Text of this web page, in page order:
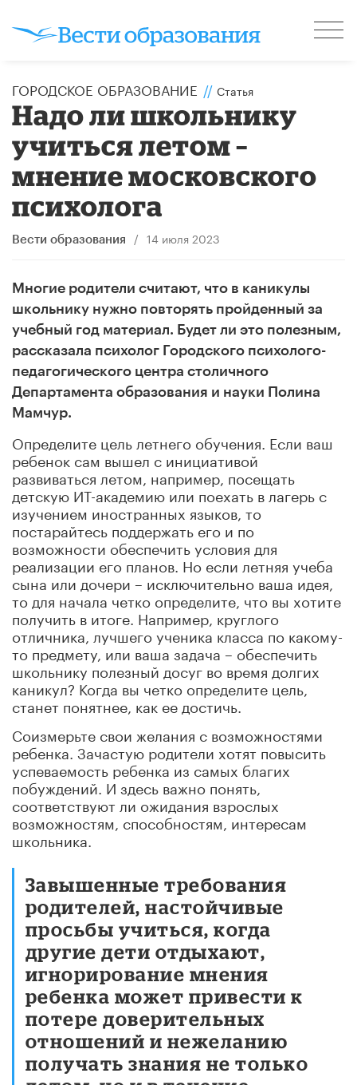
ГОРОДСКОЕ ОБРАЗОВАНИЕ // Статья
Надо ли школьнику
учиться летом –
мнение московского
психолога
Вести образования / 14 июля 2023
Многие родители считают, что в каникулы
школьнику нужно повторять пройденный за
учебный год материал. Будет ли это полезным,
рассказала психолог Городского психолого-
педагогического центра столичного
Департамента образования и науки Полина
Мамчур.
Определите цель летнего обучения. Если ваш
ребенок сам вышел с инициативой
развиваться летом, например, посещать
детскую ИТ-академию или поехать в лагерь с
изучением иностранных языков, то
постарайтесь поддержать его и по
возможности обеспечить условия для
реализации его планов. Но если летняя учеба
сына или дочери – исключительно ваша идея,
то для начала четко определите, что вы хотите
получить в итоге. Например, круглого
отличника, лучшего ученика класса по какому-
то предмету, или ваша задача – обеспечить
школьнику полезный досуг во время долгих
каникул? Когда вы четко определите цель,
станет понятнее, как ее достичь.
Соизмерьте свои желания с возможностями
ребенка. Зачастую родители хотят повысить
успеваемость ребенка из самых благих
побуждений. И здесь важно понять,
соответствуют ли ожидания взрослых
возможностям, способностям, интересам
школьника.
Завышенные требования
родителей, настойчивые
просьбы учиться, когда
другие дети отдыхают,
игнорирование мнения
ребенка может привести к
потере доверительных
отношений и нежеланию
получать знания не только